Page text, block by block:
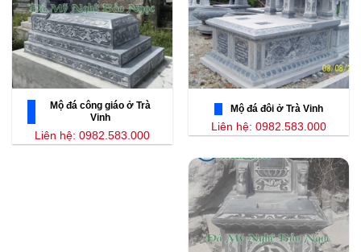
Mộ đá công giáo ở Trà
Vinh
Liên hệ: 0982.583.000
Mộ đá đôi ở Trà Vinh
Liên hệ: 0982.583.000